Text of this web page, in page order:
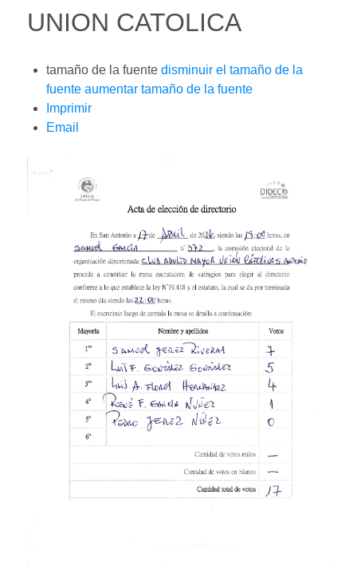
UNION CATOLICA
tamaño de la fuente disminuir el tamaño de la
fuente aumentar tamaño de la fuente
Imprimir
Email